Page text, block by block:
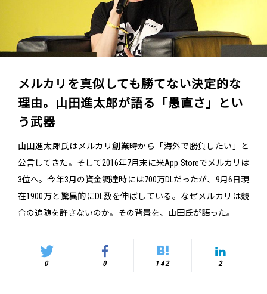
メルカリを真似しても勝てない決定的な
理由。山田進太郎が語る「愚直さ」とい
う武器
山田進太郎氏はメルカリ創業時から「海外で勝負したい」と
公言してきた。そして2016年7月末に米App Storeでメルカリは
3位へ。今年3月の資金調達時には700万DLだったが、9月6日現
在1900万と驚異的にDL数を伸ばしている。なぜメルカリは競
合の追随を許さないのか。その背景を、山田氏が語った。
0 0 142 2